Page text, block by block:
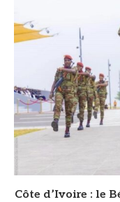
Côte d’Ivoire : le